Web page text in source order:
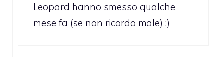
Leopard hanno smesso qualche
mese fa (se non ricordo male) ;)